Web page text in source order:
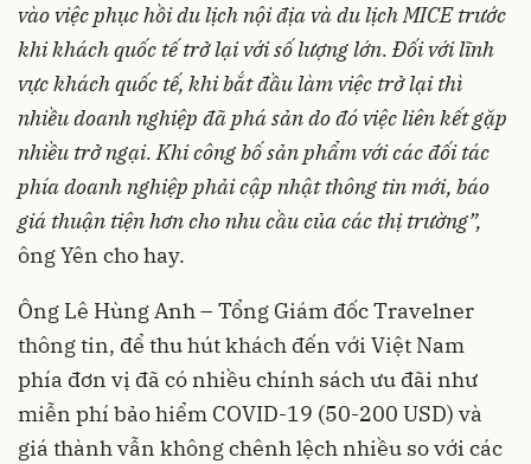
vào việc phục hồi du lịch nội địa và du lịch MICE trước
khi khách quốc tế trở lại với số lượng lớn. Đối với lĩnh
vực khách quốc tế, khi bắt đầu làm việc trở lại thì
nhiều doanh nghiệp đã phá sản do đó việc liên kết gặp
nhiều trở ngại. Khi công bố sản phẩm với các đối tác
phía doanh nghiệp phải cập nhật thông tin mới, báo
giá thuận tiện hơn cho nhu cầu của các thị trường”,
ông Yên cho hay.
Ông Lê Hùng Anh – Tổng Giám đốc Travelner
thông tin, để thu hút khách đến với Việt Nam
phía đơn vị đã có nhiều chính sách ưu đãi như
miễn phí bảo hiểm COVID-19 (50-200 USD) và
giá thành vẫn không chênh lệch nhiều so với các